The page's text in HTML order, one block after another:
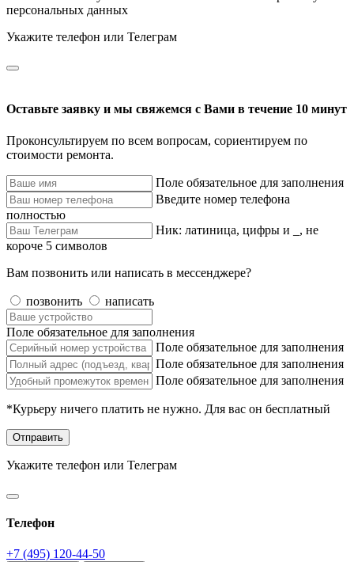
персональных данных
Укажите телефон или Телеграм
Оставьте заявку и мы свяжемся с Вами в течение 10 минут
Проконсультируем по всем вопросам, сориентируем по
стоимости ремонта.
Поле обязательное для заполнения
Введите номер телефона
полностью
Ник: латиница, цифры и _, не
короче 5 символов
Вам позвонить или написать в мессенджере?
позвонить написать
Поле обязательное для заполнения
Поле обязательное для заполнения
Поле обязательное для заполнения
Поле обязательное для заполнения
*Курьеру ничего платить не нужно. Для вас он бесплатный
Отправить
Укажите телефон или Телеграм
Телефон
+7 (495) 120-44-50